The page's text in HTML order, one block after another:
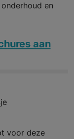
en
aan
voor deze